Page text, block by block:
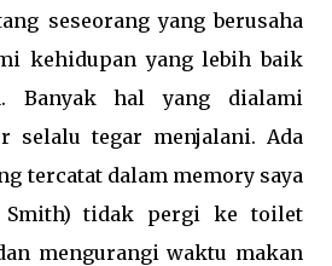
seseorang yang berusaha
kehidupan yang lebih baik
Banyak hal yang dialami
selalu tegar menjalani. Ada
tercatat dalam memory saya
tidak pergi ke toilet
mengurangi waktu makan